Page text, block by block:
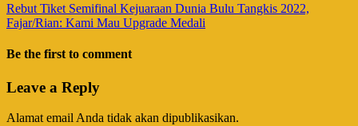
Rebut Tiket Semifinal Kejuaraan Dunia Bulu Tangkis 2022,
Fajar/Rian: Kami Mau Upgrade Medali
Be the first to comment
Leave a Reply
Alamat email Anda tidak akan dipublikasikan.